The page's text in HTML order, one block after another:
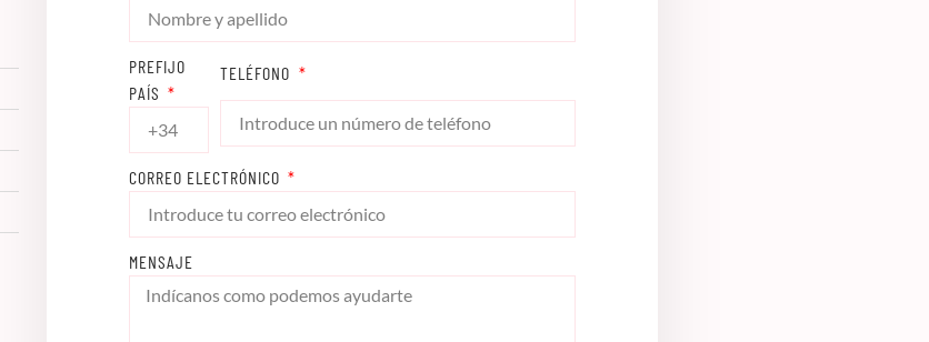
PREFIJO
PAÍS
TELÉFONO
CORREO ELECTRÓNICO
MENSAJE